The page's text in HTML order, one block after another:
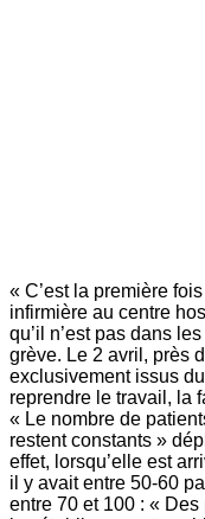
« C’est la première
infirmière au centre
qu’il n’est pas dans
grève. Le 2 avril, près
exclusivement issus
reprendre le travail, la
« Le nombre de
restent constants »
effet, lorsqu’elle est
il y avait entre 50-60
entre 70 et 100 : «